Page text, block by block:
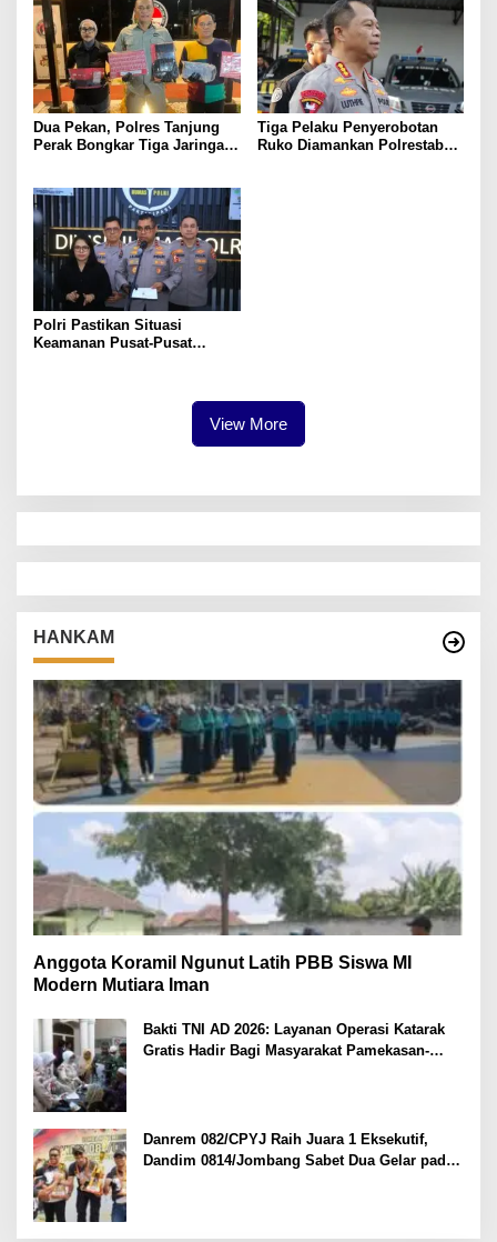
Dua Pekan, Polres Tanjung
Perak Bongkar Tiga Jaringan
Tiga Pelaku Penyerobotan
Ruko Diamankan Polrestabes
Polri Pastikan Situasi
Keamanan Pusat-Pusat
View More
HANKAM
Anggota Koramil Ngunut Latih PBB Siswa MI
Modern Mutiara Iman
Bakti TNI AD 2026: Layanan Operasi Katarak
Gratis Hadir Bagi Masyarakat Pamekasan-
Danrem 082/CPYJ Raih Juara 1 Eksekutif,
Dandim 0814/Jombang Sabet Dua Gelar pada